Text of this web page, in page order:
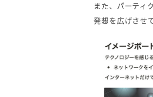
また、パーティ
発想を広げさせ